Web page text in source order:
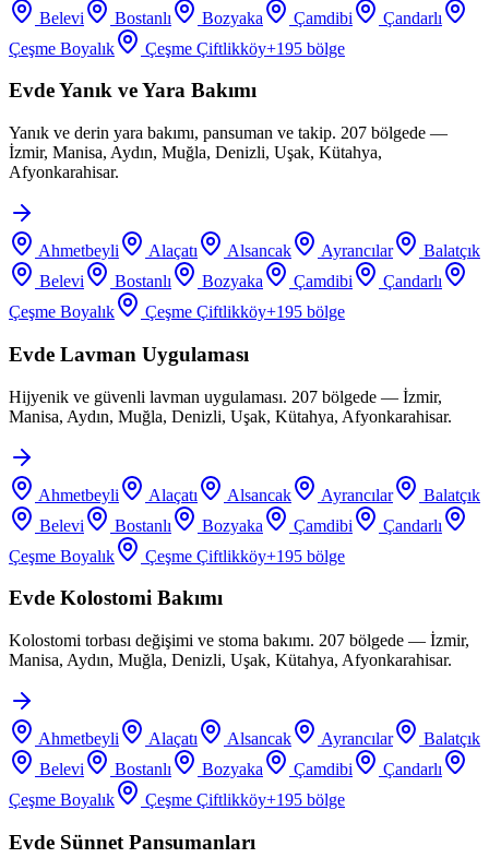
Belevi Bostanlı Bozyaka Çamdibi
Çandarlı
Çeşme Boyalık
Çeşme Çiftlikköy+195 bölge
Evde Yanık ve Yara Bakımı
Yanık ve derin yara bakımı, pansuman ve takip. 207 bölgede —
İzmir, Manisa, Aydın, Muğla, Denizli, Uşak, Kütahya,
Afyonkarahisar.
Ahmetbeyli Alaçatı Alsancak Ayrancılar
Balatçık
Belevi
Bostanlı Bozyaka Çamdibi
Çandarlı
Çeşme Boyalık
Çeşme Çiftlikköy+195 bölge
Evde Lavman Uygulaması
Hijyenik ve güvenli lavman uygulaması. 207 bölgede — İzmir,
Manisa, Aydın, Muğla, Denizli, Uşak, Kütahya, Afyonkarahisar.
Ahmetbeyli Alaçatı Alsancak Ayrancılar
Balatçık
Belevi
Bostanlı Bozyaka Çamdibi
Çandarlı
Çeşme Boyalık
Çeşme Çiftlikköy+195 bölge
Evde Kolostomi Bakımı
Kolostomi torbası değişimi ve stoma bakımı. 207 bölgede — İzmir,
Manisa, Aydın, Muğla, Denizli, Uşak, Kütahya, Afyonkarahisar.
Ahmetbeyli Alaçatı Alsancak Ayrancılar
Balatçık
Belevi
Bostanlı Bozyaka Çamdibi
Çandarlı
Çeşme Boyalık
Çeşme Çiftlikköy+195 bölge
Evde Sünnet Pansumanları